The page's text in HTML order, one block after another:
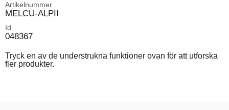
Artikelnummer
MELCU-ALPII
Id
048367
Tryck en av de understrukna funktioner ovan för att utforska
fler produkter.